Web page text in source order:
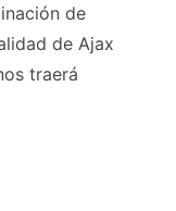
de
de Ajax
traerá